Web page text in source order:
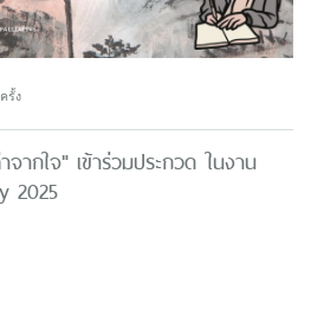
รั้ง
ากใจ" เข้าร่วมประกวด ในงาน
2025